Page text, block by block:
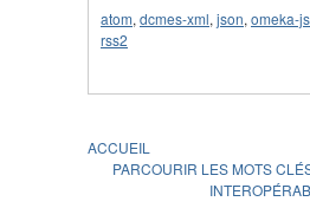
atom, dcmes-xml, json, omeka-
rss2
ACCUEIL
PARCOURIR LES MOTS